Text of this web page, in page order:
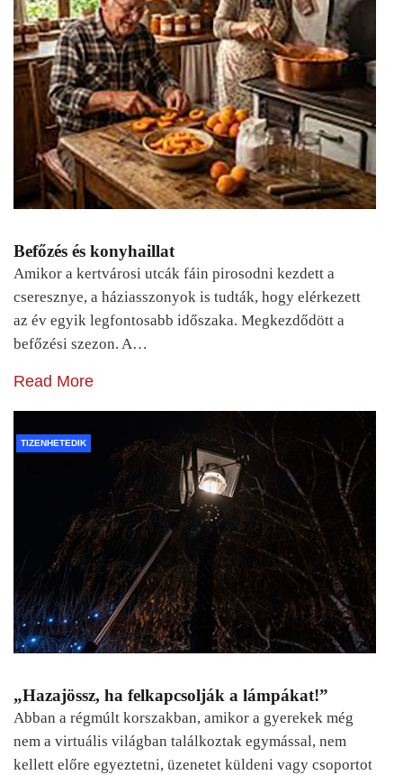
Befőzés és konyhaillat
Amikor a kertvárosi utcák fáin pirosodni kezdett a
cseresznye, a háziasszonyok is tudták, hogy elérkezett
az év egyik legfontosabb időszaka. Megkezdődött a
befőzési szezon. A…
Read More
TIZENHETEDIK
„Hazajössz, ha felkapcsolják a lámpákat!”
Abban a régmúlt korszakban, amikor a gyerekek még
nem a virtuális világban találkoztak egymással, nem
kellett előre egyeztetni, üzenetet küldeni vagy csoportot